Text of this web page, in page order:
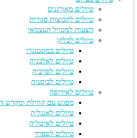
טיולים מאורגנים
טיולים לקבוצות סגורות
הצעות למטייל העצמאי
טיולים לבלקן
טיולים במונטנגרו
טיולים לאלבניה
טיולים לסרביה
טיולים לבוסניה
טיולים לאירופה
מפגש עם קהילת ומקדש דמנהור
טיולים לאנגליה
טיולים לאיטליה
טיולים לספרד